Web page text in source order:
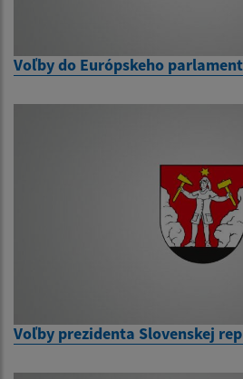
Voľby do Európskeho
Voľby prezidenta Slovenskej